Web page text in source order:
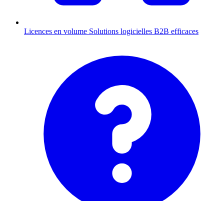
Licences en volume Solutions logicielles B2B efficaces